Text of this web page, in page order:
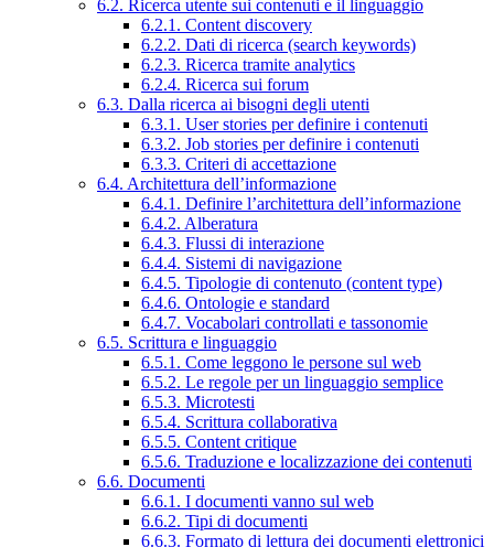
6.2. Ricerca utente sui contenuti e il linguaggio
6.2.1. Content discovery
6.2.2. Dati di ricerca (search keywords)
6.2.3. Ricerca tramite analytics
6.2.4. Ricerca sui forum
6.3. Dalla ricerca ai bisogni degli utenti
6.3.1. User stories per definire i contenuti
6.3.2. Job stories per definire i contenuti
6.3.3. Criteri di accettazione
6.4. Architettura dell’informazione
6.4.1. Definire l’architettura dell’informazione
6.4.2. Alberatura
6.4.3. Flussi di interazione
6.4.4. Sistemi di navigazione
6.4.5. Tipologie di contenuto (content type)
6.4.6. Ontologie e standard
6.4.7. Vocabolari controllati e tassonomie
6.5. Scrittura e linguaggio
6.5.1. Come leggono le persone sul web
6.5.2. Le regole per un linguaggio semplice
6.5.3. Microtesti
6.5.4. Scrittura collaborativa
6.5.5. Content critique
6.5.6. Traduzione e localizzazione dei contenuti
6.6. Documenti
6.6.1. I documenti vanno sul web
6.6.2. Tipi di documenti
6.6.3. Formato di lettura dei documenti elettronici